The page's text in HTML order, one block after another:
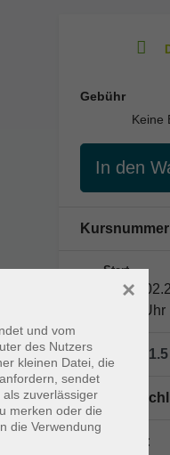
Gebühr
Keine
In den
Start
Di.
09:00 Uhr
1 Termin / 1.5
Dozent*in:
und vom
des Nutzers
kleinen Datei, die
sendet
zuverlässiger
merken oder die
die Verwendung
×